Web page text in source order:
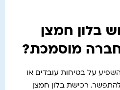
בלון חמצן
מוסמכת?
על בטיחות עובדים או
רכישת בלון חמצן